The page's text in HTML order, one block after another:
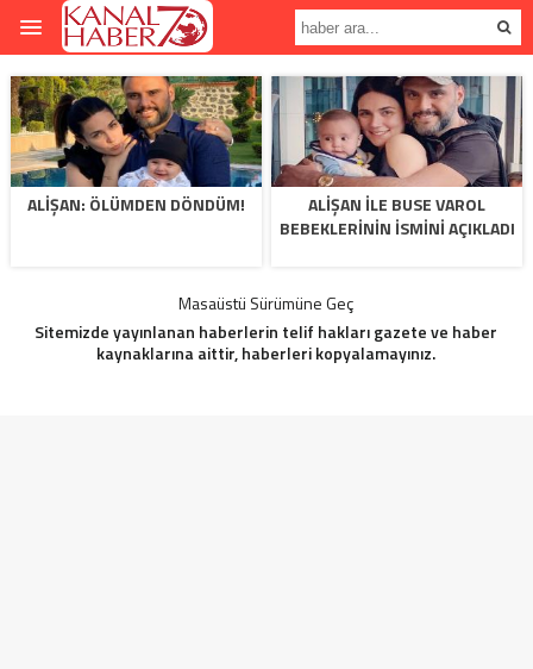
ALIŞAN: ÖLÜMDEN DÖNDÜM!
ALIŞAN ILE BUSE VAROL
BEBEKLERININ ISMINI AÇIKLADI
Masaüstü Sürümüne Geç
Sitemizde yayınlanan haberlerin telif hakları gazete ve haber
kaynaklarına aittir, haberleri kopyalamayınız.